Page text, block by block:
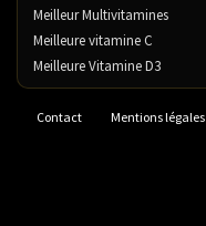
Meilleur Multivitamines
Meilleure vitamine C
Meilleure Vitamine D3
Contact Mentions légales